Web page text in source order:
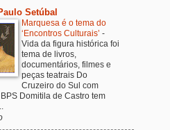
Setúbal
Marquesa é o tema do
‘Encontros Culturais’ -
Vida da figura histórica foi
tema de livros,
documentários, filmes e
peças teatrais Do
Cruzeiro do Sul com
Domitila de Castro tem